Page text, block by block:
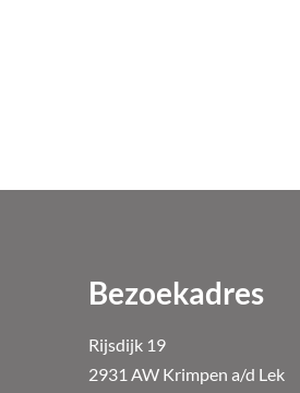
Bezoekadres
Rijsdijk 19
2931 AW Krimpen a/d Lek